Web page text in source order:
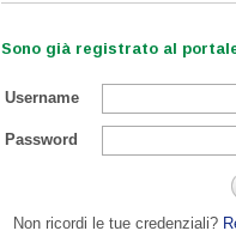
Sono già registrato al
Username
Password
Non ricordi le tue credenziali?